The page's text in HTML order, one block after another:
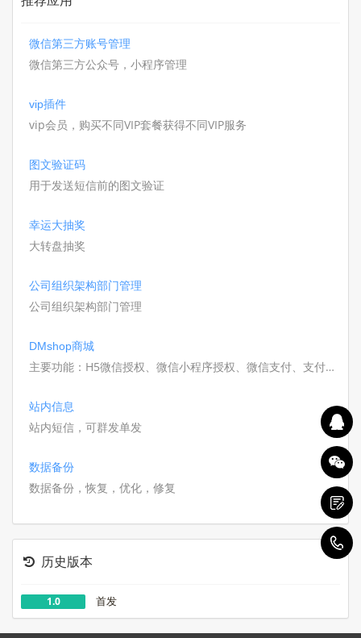
微信第三方账号管理
微信第三方公众号，小程序管理
vip插件
vip会员，购买不同VIP套餐获得不同VIP服务
图文验证码
用于发送短信前的图文验证
幸运大抽奖
大转盘抽奖
公司组织架构部门管理
公司组织架构部门管理
DMshop商城
主要功能：H5微信授权、微信小程序授权、微信支付、支付宝
车、秒杀、订单支付、领券中心、个人信息修改、密码重置修
改、密码找回；资金（充值,提现,资金明细,账户管理）、积
分、地址管理、​收藏管理（文章，商品）、订单管理等;
站内信息
站内短信，可群发单发
数据备份
数据备份，恢复，优化，修复
历史版本
1.0 首发